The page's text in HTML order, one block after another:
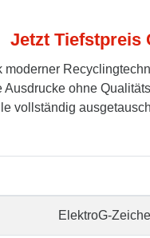
Jetzt Tiefstpreis
ohne
vollständig
ElektroG-